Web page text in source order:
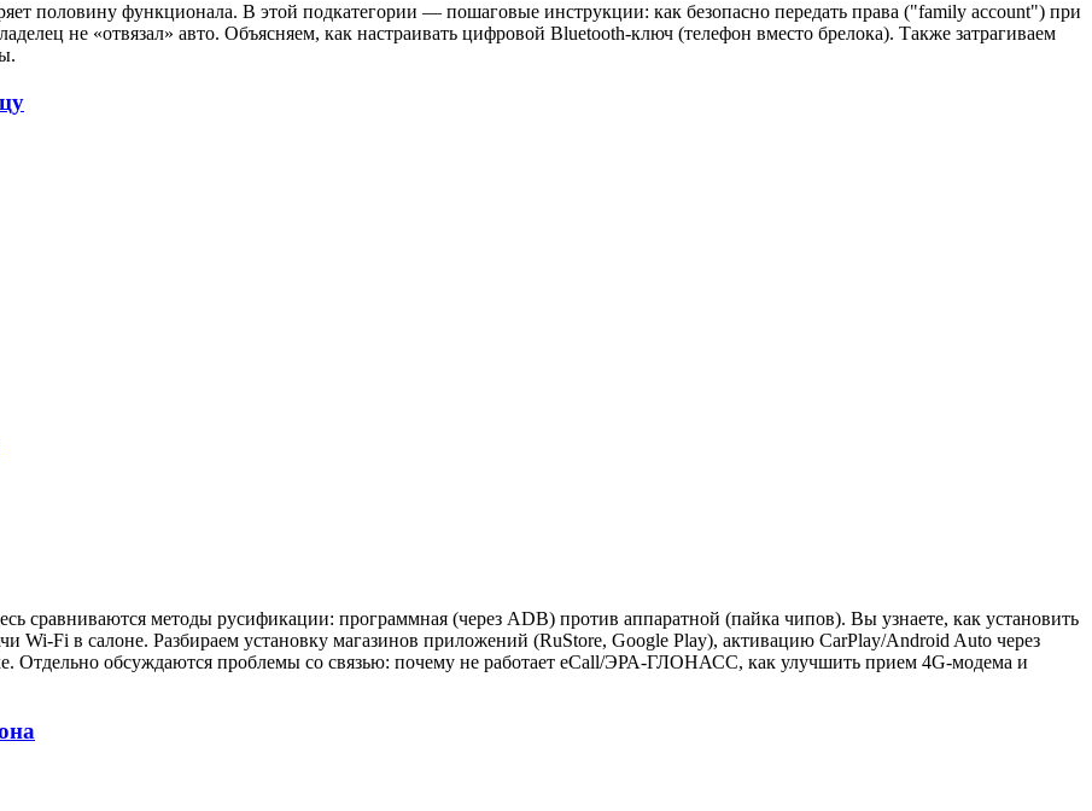
половину функционала. В этой подкатегории — пошаговые инструкции: как безопасно передать права ("family account") при
не «отвязал» авто. Объясняем, как настраивать цифровой Bluetooth-ключ (телефон вместо брелока). Также затрагиваем
сравниваются методы русификации: программная (через ADB) против аппаратной (пайка чипов). Вы узнаете, как установить
Wi-Fi в салоне. Разбираем установку магазинов приложений (RuStore, Google Play), активацию CarPlay/Android Auto через
Отдельно обсуждаются проблемы со связью: почему не работает eCall/ЭРА-ГЛОНАСС, как улучшить прием 4G-модема и